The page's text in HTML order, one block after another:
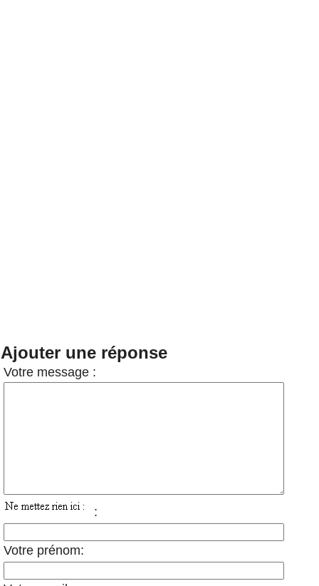
Ajouter une réponse
Votre message :
:
Votre prénom: